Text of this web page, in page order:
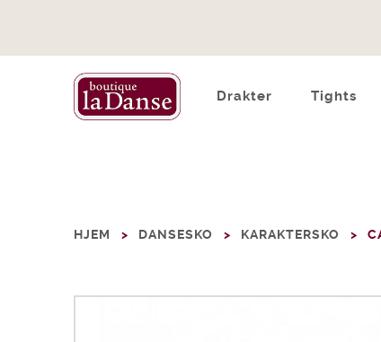
Drakter Tights
HJEM DANSESKO KARAKTERSKO